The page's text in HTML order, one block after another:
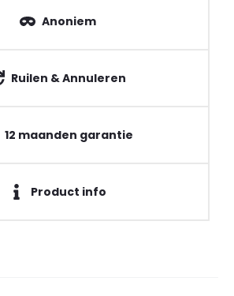
Anoniem
Ruilen & Annuleren
12 maanden garantie
Product info